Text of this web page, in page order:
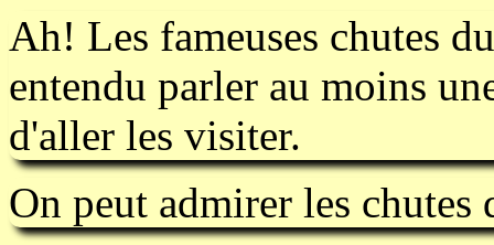
Ah! Les fameuses chutes
entendu parler au moins
d'aller les visiter.
On peut admirer les chutes